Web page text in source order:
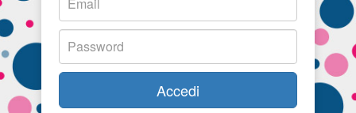
Accedi